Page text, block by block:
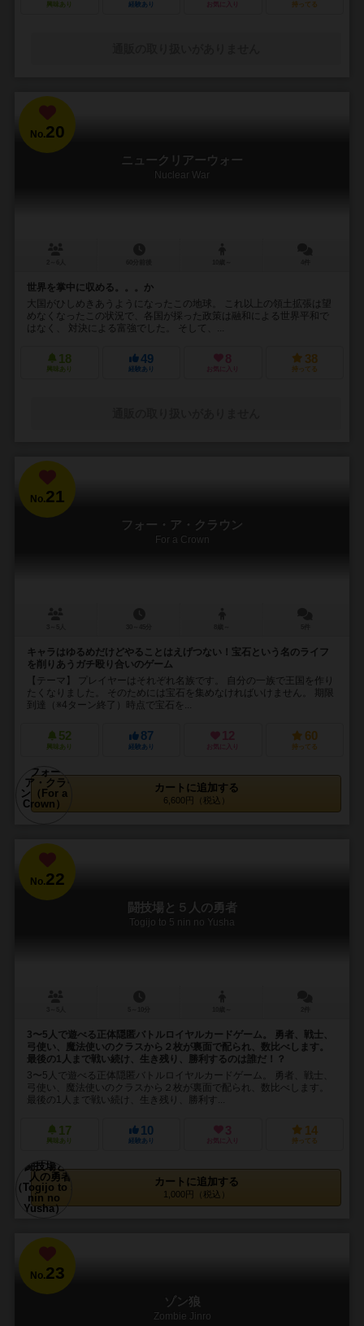
興味あり 経験あり お気に入り 持ってる
No.20
ニュークリアーウォー
Nuclear War
世界を掌中に収める。。。か
大国がひしめきあうようになったこの地球。 これ以上の領土拡張は望
めなくなったこの状況で、各国が採った政策は融和による世界平和で
はなく、 対決による富強でした。 そして、...
18
興味あり
49
経験あり
8
お気に入り
38
持ってる
No.21
フォー・ア・クラウン
For a Crown
キャラはゆるめだけどやることはえげつない！宝石という名のライフ
を削りあうガチ殴り合いのゲーム
【テーマ】 プレイヤーはそれぞれ名族です。 自分の一族で王国を作り
たくなりました。 そのためには宝石を集めなければいけません。 期限
到達（※4ターン終了）時点で宝石を...
52
興味あり
87
経験あり
12
お気に入り
60
持ってる
カートに追加する
6,600円（税込）
No.22
闘技場と５人の勇者
Togijo to 5 nin no Yusha
3〜5人で遊べる正体隠匿バトルロイヤルカードゲーム。 勇者、戦士、
弓使い、魔法使いのクラスから２枚が裏面で配られ、数比べします。
最後の1人まで戦い続け、生き残り、勝利するのは誰だ！？
3〜5人で遊べる正体隠匿バトルロイヤルカードゲーム。 勇者、戦士、
弓使い、魔法使いのクラスから２枚が裏面で配られ、数比べします。
最後の1人まで戦い続け、生き残り、勝利す...
17
興味あり
10
経験あり
3
お気に入り
14
持ってる
カートに追加する
1,000円（税込）
No.23
ゾン狼
Zombie Jinro